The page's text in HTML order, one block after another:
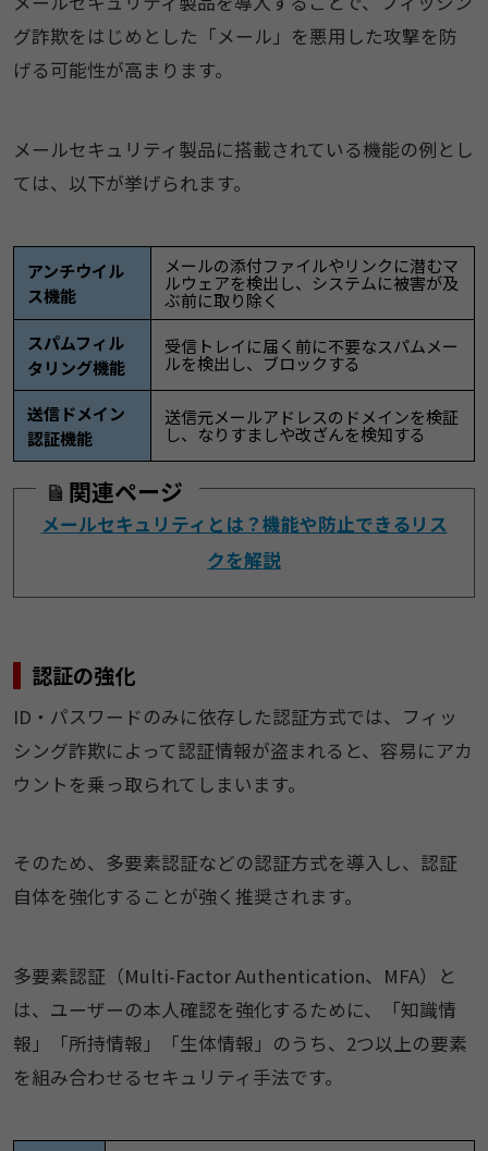
グ詐欺をはじめとした「メール」を悪用した攻撃を防
げる可能性が高まります。
メールセキュリティ製品に搭載されている機能の例とし
ては、以下が挙げられます。
アンチウイル
ス機能
メールの添付ファイルやリンクに潜むマ
ルウェア​を検出し、システムに被害が及
ぶ前に取り除く
スパムフィル
タリング機能
受信トレイに届く前に不要なスパムメー
ルを検出し、ブロックする
送信ドメイン
認証機能
送信元メールアドレスのドメインを検証
し、なりすましや改ざんを検知する
関連ページ
メールセキュリティとは？機能や防止できるリス
クを解説
認証の強化
ID・パスワードのみに依存した認証方式では、フィッ
シング詐欺によって認証情報が盗まれると、容易にアカ
ウントを乗っ取られてしまいます。
そのため、多要素認証などの認証方式を導入し、認証
自体を強化することが強く推奨されます。
多要素認証（Multi-Factor Authentication、MFA）と
は、ユーザーの本人確認を強化するために、「知識情
報」「所持情報」「生体情報」のうち、2つ以上の要素
を組み合わせるセキュリティ手法です。